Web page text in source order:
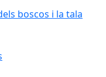
boscos i la tala